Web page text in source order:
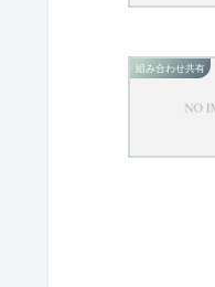
組み合わせ共有